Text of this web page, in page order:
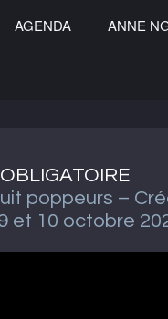
AGENDA ANNE
poppeurs –
et 10 octobre